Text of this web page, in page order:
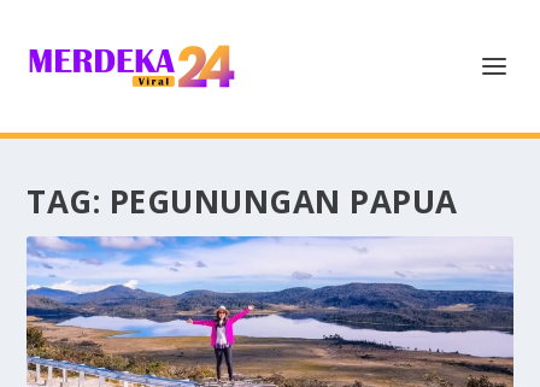
TAG: PEGUNUNGAN PAPUA